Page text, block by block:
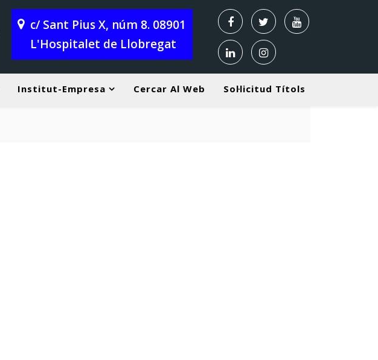
c/ Sant Pius X, núm 8. 08901
L'Hospitalet de Llobregat
Institut-Empresa Cercar Al Web Sol·licitud Títols